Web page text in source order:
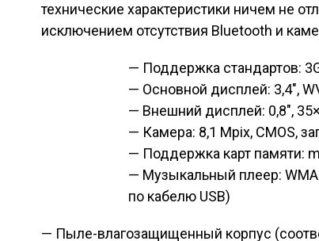
технические характеристики ничем не
исключением отсутствия Bluetooth и
— Поддержка стандартов:
— Основной дисплей: 3,4″,
— Внешний дисплей: 0,8″,
— Камера: 8,1 Mpix, CMOS,
— Поддержка карт памяти:
— Музыкальный плеер:
по кабелю USB)
— Пыле-влагозащищенный корпус